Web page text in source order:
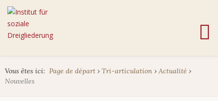
Vous êtes ici: Page de départ › Tri-articulation › Actualité ›
Nouvelles